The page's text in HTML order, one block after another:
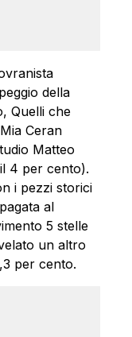
della
Quelli che
Ceran
Matteo
4 per cento).
i pezzi storici
al
5 stelle
un altro
per cento.